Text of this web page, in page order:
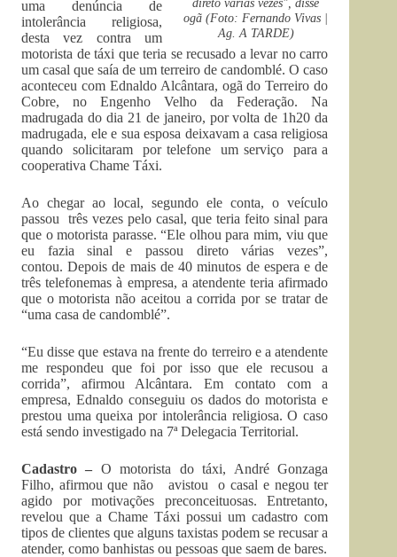
ogã (Foto: Fernando Vivas |
Ag. A TARDE)
uma denúncia de
intolerância religiosa,
desta vez contra um
motorista de táxi que teria se recusado a levar no carro
um casal que saía de um terreiro de candomblé. O caso
aconteceu com Ednaldo Alcântara, ogã do Terreiro do
Cobre, no Engenho Velho da Federação. Na
madrugada do dia 21 de janeiro, por volta de 1h20 da
madrugada, ele e sua esposa deixavam a casa religiosa
quando solicitaram por telefone um serviço para a
cooperativa Chame Táxi.
Ao chegar ao local, segundo ele conta, o veículo
passou três vezes pelo casal, que teria feito sinal para
que o motorista parasse. “Ele olhou para mim, viu que
eu fazia sinal e passou direto várias vezes”,
contou. Depois de mais de 40 minutos de espera e de
três telefonemas à empresa, a atendente teria afirmado
que o motorista não aceitou a corrida por se tratar de
“uma casa de candomblé”.
“Eu disse que estava na frente do terreiro e a atendente
me respondeu que foi por isso que ele recusou a
corrida”, afirmou Alcântara. Em contato com a
empresa, Ednaldo conseguiu os dados do motorista e
prestou uma queixa por intolerância religiosa. O caso
está sendo investigado na 7ª Delegacia Territorial.
Cadastro – O motorista do táxi, André Gonzaga
Filho, afirmou que não avistou o casal e negou ter
agido por motivações preconceituosas. Entretanto,
revelou que a Chame Táxi possui um cadastro com
tipos de clientes que alguns taxistas podem se recusar a
atender, como banhistas ou pessoas que saem de bares.